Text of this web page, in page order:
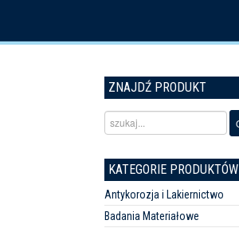
ZNAJDŹ PRODUKT
KATEGORIE PRODUKTÓW
Antykorozja i Lakiernictwo
Badania Materiałowe